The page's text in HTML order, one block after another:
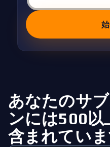
あなたのサ
ンには500以
含まれていま